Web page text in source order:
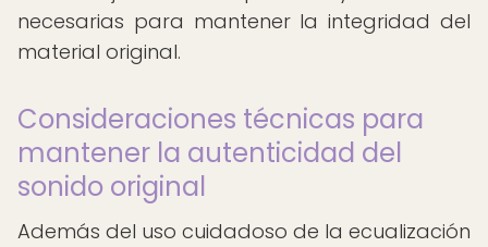
necesarias para mantener la integridad del
material original.
Consideraciones técnicas para
mantener la autenticidad del
sonido original
Además del uso cuidadoso de la ecualización